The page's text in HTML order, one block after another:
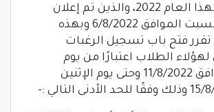
(الدور الأول)، لهذا العام 2022، والذين تم إعلان
نتائجهم يوم السبت الموافق 6/8/2022 وبهذه
فتح باب تسجيل الرغبات
لهؤلاء الطلاب اعتبارًا من يوم
الخميس الموافق 11/8/2022 وحتى يوم الإثنين